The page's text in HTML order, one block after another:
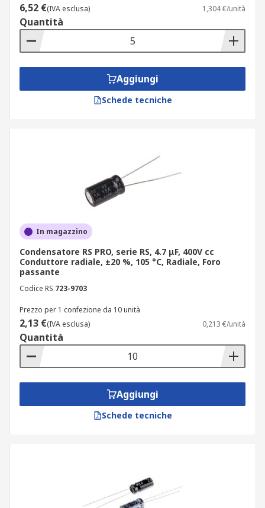
6,52 €(IVA esclusa) 1,304 €/unità
Quantità
Aggiungi
Schede tecniche
In magazzino
Condensatore RS PRO, serie RS, 4.7 μF, 400V cc
Conduttore radiale, ±20 %, 105 °C, Radiale, Foro
passante
Codice RS 723-9703
Prezzo per 1 confezione da 10 unità
2,13 €(IVA esclusa) 0,213 €/unità
Quantità
Aggiungi
Schede tecniche